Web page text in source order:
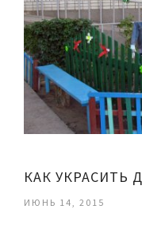
КАК УКРАСИТЬ
ИЮНЬ 14, 2015